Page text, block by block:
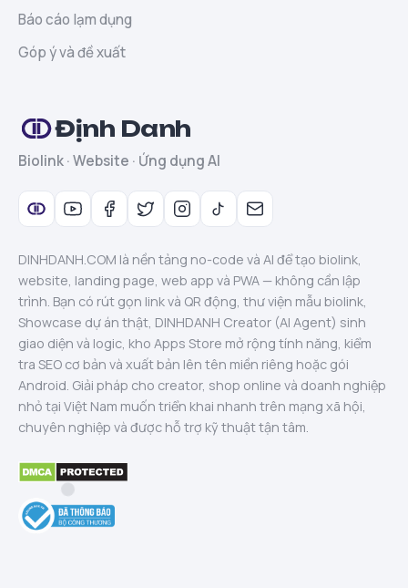
Báo cáo lạm dụng
Góp ý và đề xuất
Định Danh
Biolink · Website · Ứng dụng AI
DINHDANH.COM là nền tảng no-code và AI để tạo biolink,
website, landing page, web app và PWA — không cần lập
trình. Bạn có rút gọn link và QR động, thư viện mẫu biolink,
Showcase dự án thật, DINHDANH Creator (AI Agent) sinh
giao diện và logic, kho Apps Store mở rộng tính năng, kiểm
tra SEO cơ bản và xuất bản lên tên miền riêng hoặc gói
Android. Giải pháp cho creator, shop online và doanh nghiệp
nhỏ tại Việt Nam muốn triển khai nhanh trên mạng xã hội,
chuyên nghiệp và được hỗ trợ kỹ thuật tận tâm.